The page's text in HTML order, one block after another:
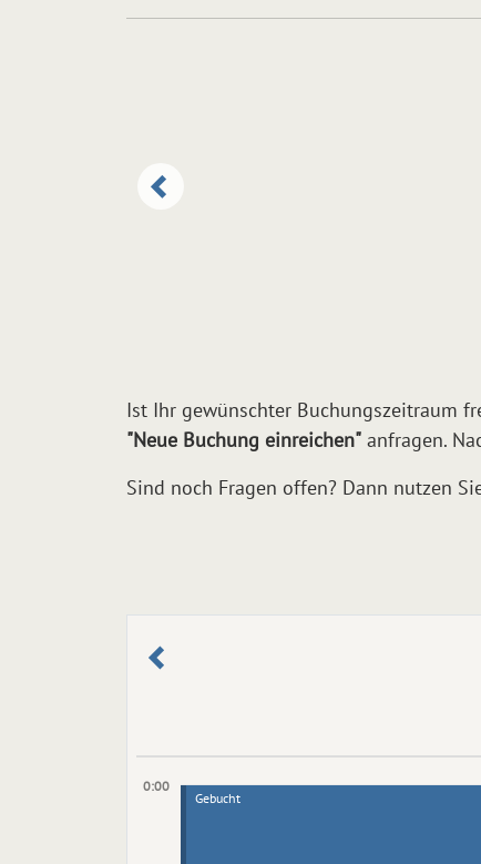
Ist Ihr gewünschter Buchungszeitraum
"Neue Buchung einreichen" anfragen.
Sind noch Fragen offen? Dann nutzen
0:00
Gebucht